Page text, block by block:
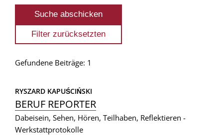
Gefundene Beiträge: 1
RYSZARD KAPUŚCIŃSKI
BERUF REPORTER
Dabeisein, Sehen, Hören, Teilhaben, Reflektieren -
Werkstattprotokolle